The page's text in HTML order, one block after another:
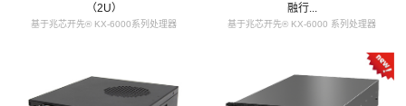
（2U）
基于兆芯开先® KX-6000系列处理器
融行...
基于兆芯开先® KX-6000 系列处理器